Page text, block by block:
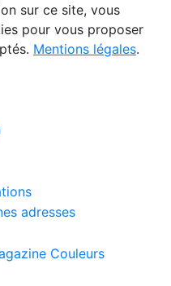
sur ce site, vous
pour vous proposer
Mentions légales.
adresses
Couleurs